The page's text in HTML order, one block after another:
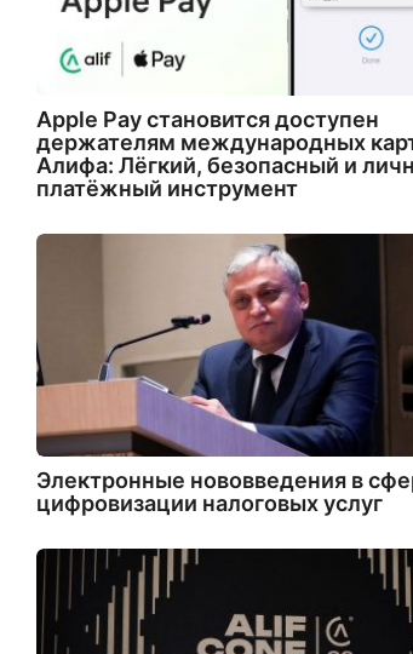
Apple Pay становится доступен
держателям международных
Алифа: Лёгкий, безопасный и
платёжный инструмент
Электронные нововведения в
цифровизации налоговых услуг